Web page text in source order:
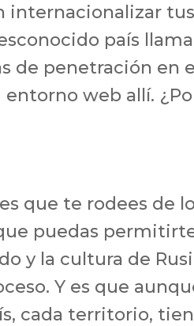
internacionalizar tus
país
de penetración en
web allí.
que te rodees de
puedas
y la cultura de
Y es que
cada territorio,